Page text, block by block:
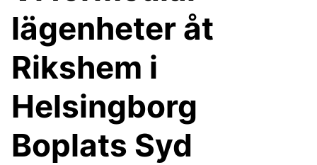
lägenheter åt
Rikshem i
Helsingborg
Boplats Syd